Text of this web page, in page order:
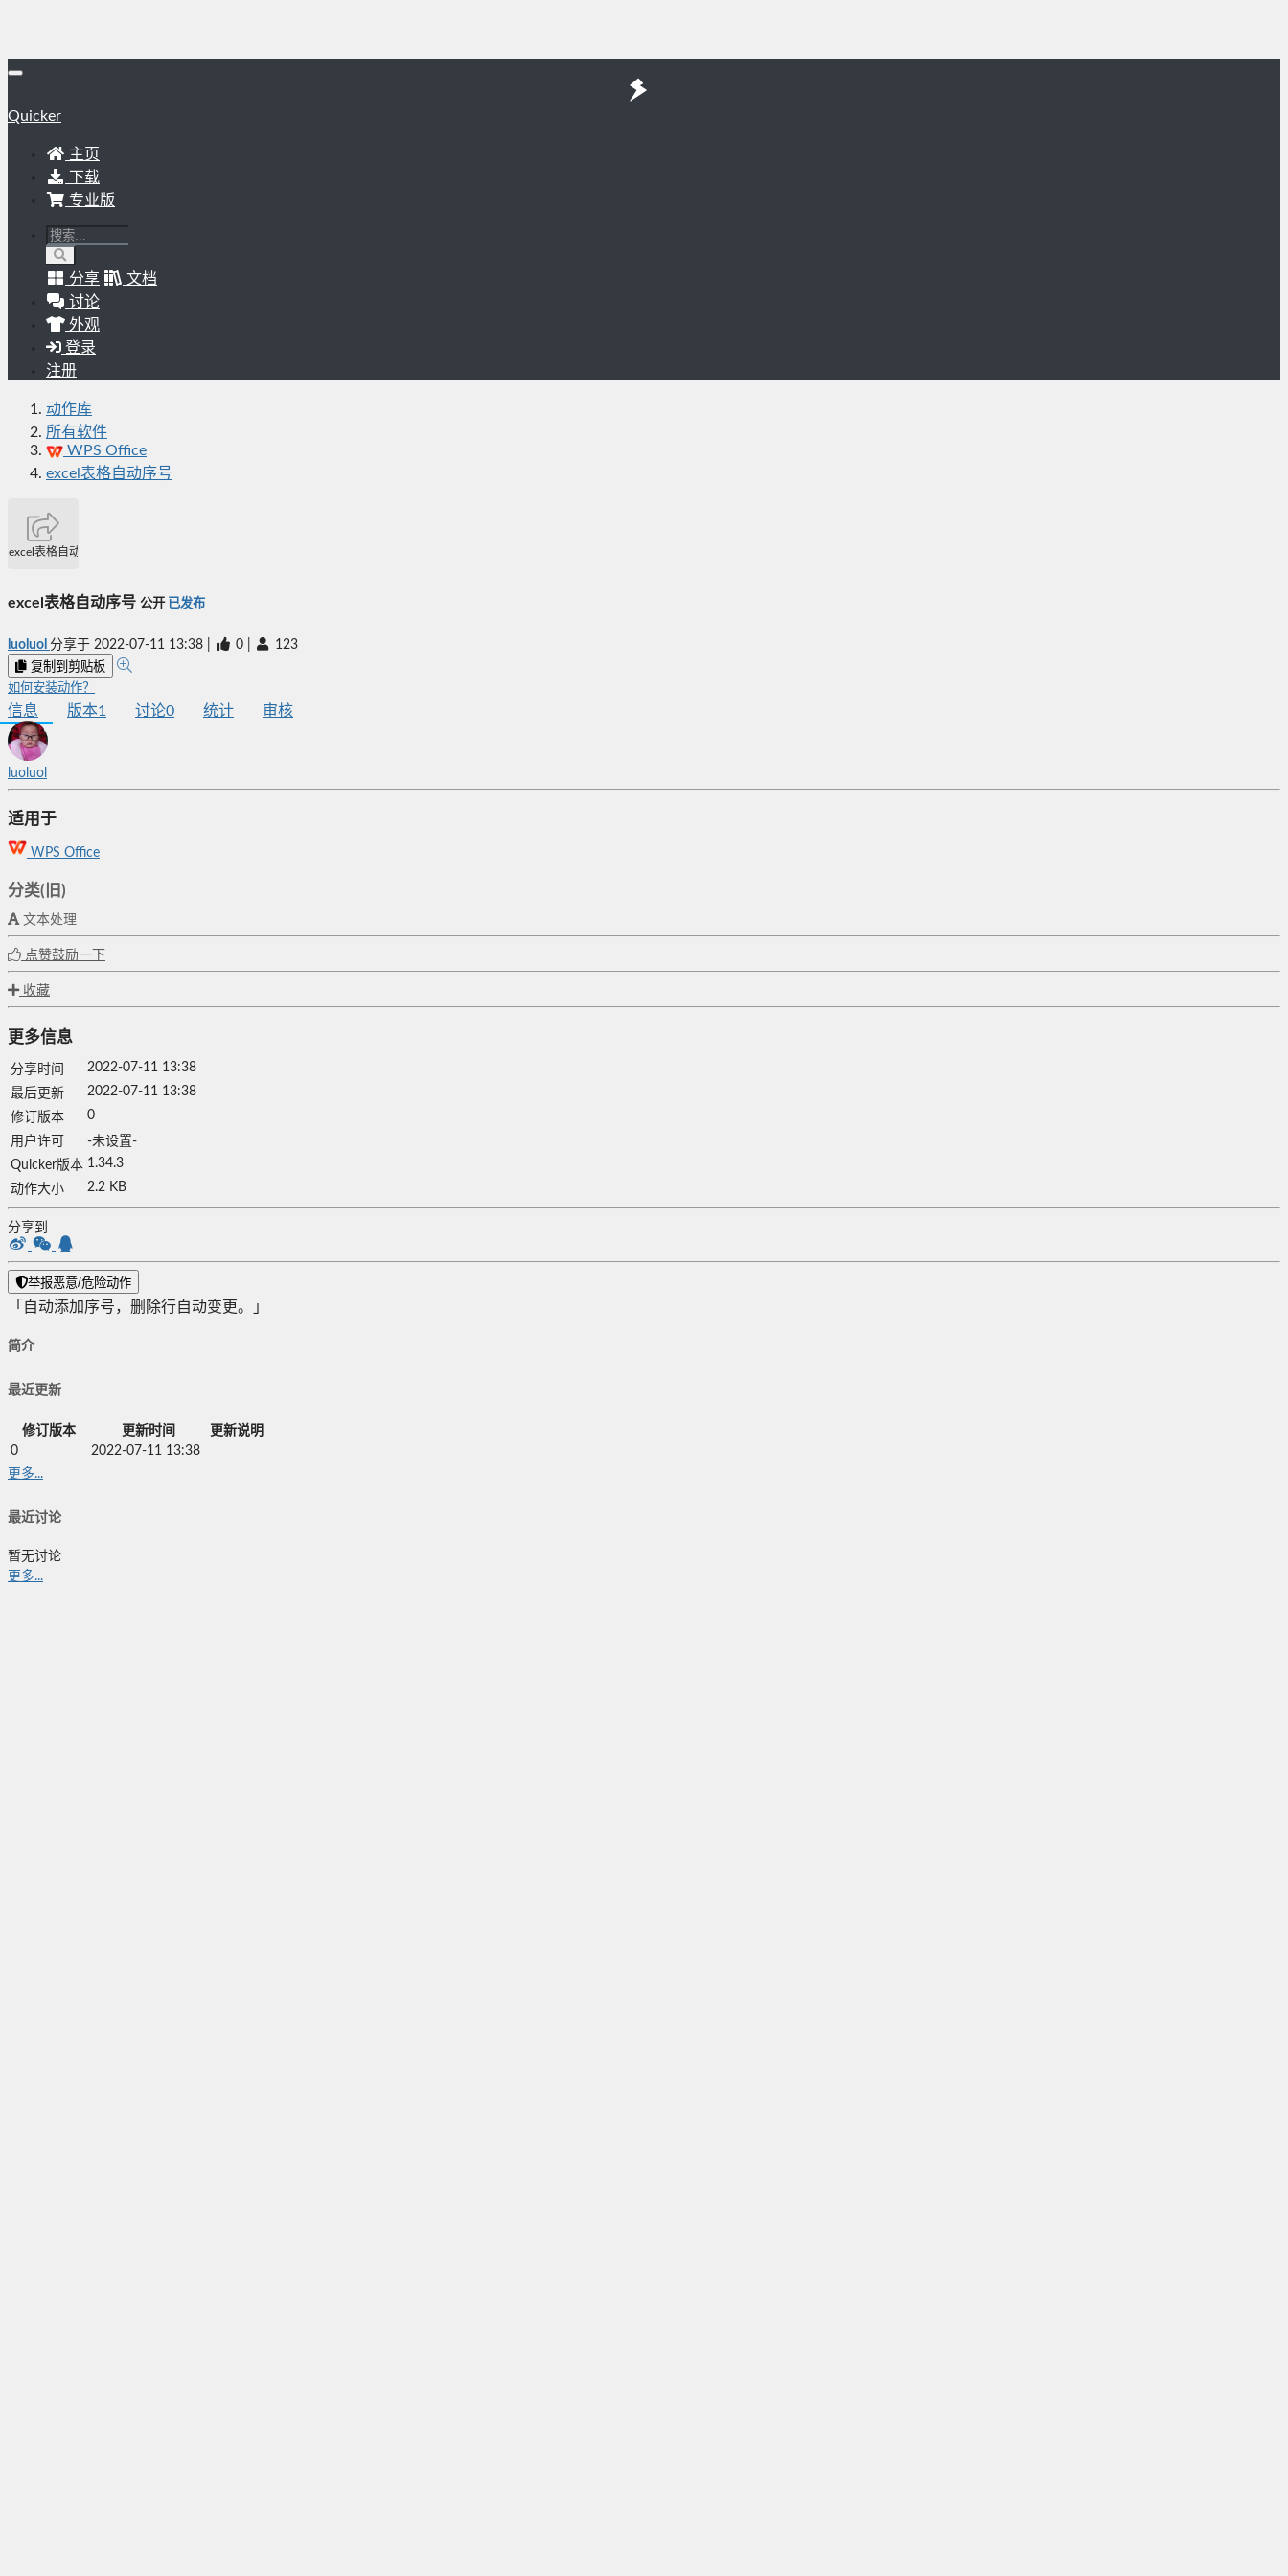
Quicker
主页
下载
专业版
分享
文档
讨论
外观
登录
注册
动作库
所有软件
WPS Office
excel表格自动序号
excel表格自动序号
excel表格自动序号 公开 已发布
luoluol 分享于 2022-07-11 13:38 0 123
复制到剪贴板
如何安装动作？
信息 版本1 讨论0 统计 审核
luoluol
适用于
WPS Office
分类(旧)
文本处理
点赞鼓励一下
收藏
更多信息
分享时间
2022-07-11 13:38
最后更新
2022-07-11 13:38
修订版本
0
用户许可
-未设置-
Quicker版本 1.34.3
动作大小
2.2 KB
分享到
举报恶意/危险动作
「自动添加序号，删除行自动变更。」
简介
最近更新
修订版本 更新时间
更新说明
0
2022-07-11 13:38
更多...
最近讨论
暂无讨论
更多...